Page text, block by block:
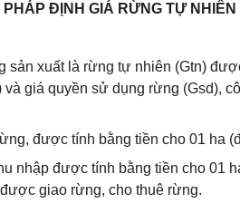
ĐỊNH GIÁ RỪNG TỰ NHIÊN
sản xuất là rừng tự nhiên (Gtn)
giá quyền sử dụng rừng (Gsd),
được tính bằng tiền cho 01 ha
nhập được tính bằng tiền cho 01
giao rừng, cho thuê rừng.